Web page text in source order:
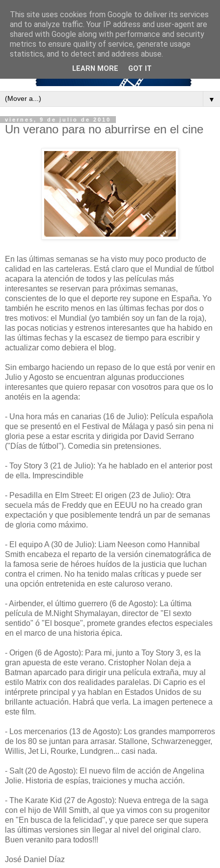
▼
viernes, 9 de julio de 2010
Un verano para no aburrirse en el cine
En las últimas semanas se ha visto muy poco producto de
calidad en las carteleras. Está claro que el Mundial de fútbol
acapara la atención de todos y las películas más
interesantes se reservan para próximas semanas,
conscientes de lo que el deporte rey supone en España. Yo
también he escrito menos en las últimas fechas por dos o
tres motivos: el Mundial (yo también soy un fan de la roja),
las pocas noticias y estrenos interesantes que ha habido en
las últimas fechas y la escasez de tiempo para escribir y
actualizar como debiera el blog.
Sin embargo haciendo un repaso de lo que está por venir en
Julio y Agosto se encuentran algunas producciones
interesantes que quiero repasar con vosotros para que os lo
anotéis en la agenda:
- Una hora más en canarias (16 de Julio): Película española
que se presentó en el Festival de Málaga y pasó sin pena ni
gloria pese a estar escrita y dirigida por David Serrano
("Días de fútbol"). Comedia sin pretensiones.
- Toy Story 3 (21 de Julio): Ya he hablado en el anterior post
de ella. Imprescindible
- Pesadilla en Elm Street: El origen (23 de Julio): Otra
secuela más de Freddy que en EEUU no ha creado gran
expectación y que posiblemente tendrá un par de semanas
de gloria como máximo.
- El equipo A (30 de Julio): Liam Neeson como Hannibal
Smith encabeza el reparto de la versión cinematográfica de
la famosa serie de héroes huídos de la justicia que luchan
contra el crimen. No ha tenido malas críticas y puede ser
una opción entretenida en este caluroso verano.
- Airbender, el último guerrero (6 de Agosto): La última
película de M.Night Shymalayan, director de "El sexto
sentido" ó "El bosque", promete grandes efectos especiales
en el marco de una historia épica.
- Origen (6 de Agosto): Para mi, junto a Toy Story 3, es la
gran apuesta de este verano. Cristopher Nolan deja a
Batman aparcado para dirigir una película extraña, muy al
estilo Matrix con dos realidades paralelas. Di Caprio es el
intérprete principal y ya hablan en Estados Unidos de su
brillante actuación. Habrá que verla. La imagen pertenece a
este film.
- Los mercenarios (13 de Agosto): Los grandes mamporreros
de los 80 se juntan para arrasar. Stallone, Schwarzenegger,
Willis, Jet Li, Rourke, Lundgren... casi nada.
- Salt (20 de Agosto): El nuevo film de acción de Angelina
Jolie. Historia de espías, traiciones y mucha acción.
- The Karate Kid (27 de Agosto): Nueva entrega de la saga
con el hijo de Will Smith, al que ya vimos con su progenitor
en "En busca de la felicidad", y que parece ser que supera
las últimas versiones sin llegar al nivel del original claro.
Buen veranito para todos!!!
José Daniel Díaz
This site uses cookies from Google to deliver its services
and to analyze traffic. Your IP address and user-agent are
shared with Google along with performance and security
metrics to ensure quality of service, generate usage
statistics, and to detect and address abuse.
LEARN MORE GOT IT